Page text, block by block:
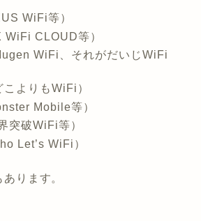
WiFi等）
WiFi CLOUD等）
WiFi、それがだいじWiFi
よりもWiFi）
Mobile等）
突破WiFi等）
Let’s WiFi）
ります。